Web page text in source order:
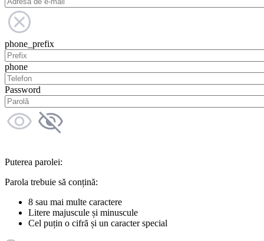
phone_prefix
phone
Password
Puterea parolei:
Parola trebuie să conțină:
8 sau mai multe caractere
Litere majuscule și minuscule
Cel puțin o cifră și un caracter special